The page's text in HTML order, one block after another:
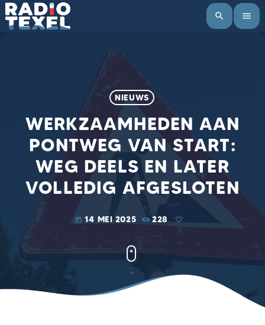
search menu
NIEUWS
WERKZAAMHEDEN AAN
PONTWEG VAN START:
WEG DEELS EN LATER
VOLLEDIG AFGESLOTEN
today 14 MEI 2025 228